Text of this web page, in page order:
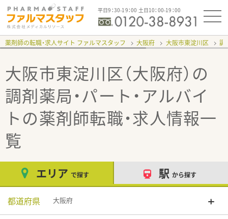
平日9：30-19：00 土日10：00-19：00
薬剤師の転職・求人サイト ファルマスタッフ 大阪府 大阪市東淀川区 調
大阪市東淀川区（大阪府）の
調剤薬局・パート・アルバイ
トの薬剤師転職・求人情報一
覧
エリア で探す 駅 から探す
都道府県 大阪府